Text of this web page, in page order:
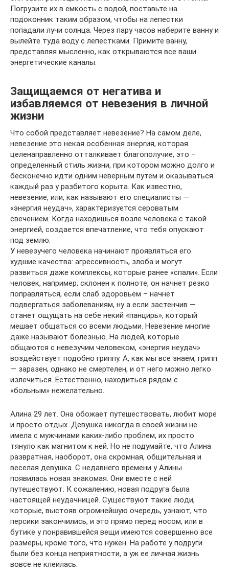
Погрузите их в емкость с водой, поставьте на
подоконник таким образом, чтобы на лепестки
попадали лучи солнца. Через пару часов наберите ванну и
вылейте туда воду с лепестками. Примите ванну,
представляя мысленно, как открываются все ваши
энергетические каналы.
Защищаемся от негатива и
избавляемся от невезения в личной
жизни
Что собой представляет невезение? На самом деле,
невезение это некая особенная энергия, которая
целенаправленно отталкивает благополучие, это –
определенный стиль жизни, при котором можно долго и
бесконечно идти одним неверным путем и оказываться
каждый раз у разбитого корыта. Как известно,
невезение, или, как называют его специалисты —
«энергия неудач», характеризуется сероватым
свечением. Когда находишься возле человека с такой
энергией, создается впечатление, что тебя опускают
под землю.
У невезучего человека начинают проявляться его
худшие качества: агрессивность, злоба и могут
развиться даже комплексы, которые ранее «спали». Если
человек, например, склонен к полноте, он начнет резко
поправляться, если слаб здоровьем – начнет
подвергаться заболеваниям, ну а если застенчив —
станет ощущать на себе некий «панцирь», который
мешает общаться со всеми людьми. Невезение многие
даже называют болезнью. На людей, которые
общаются с невезучим человеком, «энергия неудач»
воздействует подобно гриппу. А, как мы все знаем, грипп
— заразен, однако не смертелен, и от него можно легко
излечиться. Естественно, находиться рядом с
«больным» нежелательно.
Алина 29 лет. Она обожает путешествовать, любит море
и просто отдых. Девушка никогда в своей жизни не
имела с мужчинами каких-либо проблем, их просто
тянуло как магнитом к ней. Но не подумайте, что Алина
развратная, наоборот, она скромная, общительная и
веселая девушка. С недавнего времени у Алины
появилась новая знакомая. Они вместе с ней
путешествуют. К сожалению, новая подруга была
настоящей неудачницей. Существуют такие люди,
которые, выстояв огромнейшую очередь, узнают, что
персики закончились, и это прямо перед носом, или в
бутике у понравившейся вещи имеются совершенно все
размеры, кроме того, что нужен. На работе у подруги
были без конца неприятности, а уж ее личная жизнь
вовсе не клеилась.